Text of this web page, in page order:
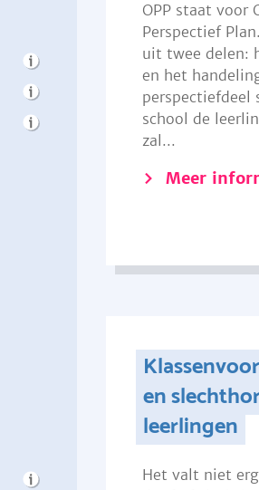
OPP staat voor
Perspectief
uit twee delen:
en het
perspectiefdeel
school de
zal...
Meer
en
leerlingen
Het valt niet